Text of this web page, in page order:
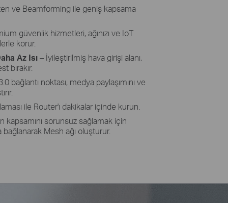
ve Beamforming ile geniş kapsama
güvenlik hizmetleri, ağınızı ve IoT
korur.
Az Isı– İyileştirilmiş hava girişi alanı,
bırakır.
bağlantı noktası, medya paylaşımını ve
ile Router'ı dakikalar içinde kurun.
kapsamını sorunsuz sağlamak için
Mesh ağı oluşturur.